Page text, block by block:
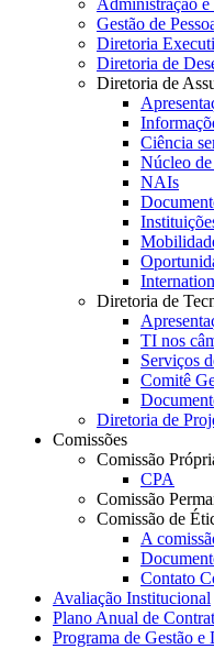
Administração e
Gestão de
Diretoria
Diretoria de
Diretoria de
Ciência
Núcleo
NAIs
Diretoria de
TI nos
Serviços
Comitê
Diretoria de
Comissões
Comissão
CPA
Comissão
Comissão de
A
Contato
Avaliação Institucional
Plano Anual de
Programa de Gestão e